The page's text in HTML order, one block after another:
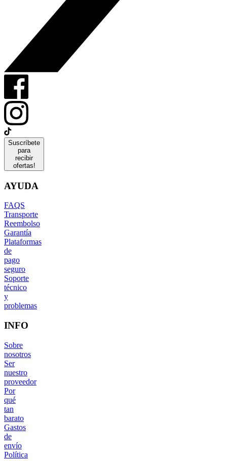
Suscríbete
para
recibir
ofertas!
AYUDA
FAQS
Transporte
Reembolso
Garantía
Plataformas
de
pago
seguro
Soporte
técnico
y
problemas
INFO
Sobre
nosotros
Ser
nuestro
proveedor
Por
qué
tan
barato
Gastos
de
envío
Política